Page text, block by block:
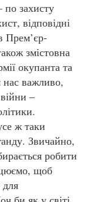
по захисту
відповідні
Прем’єр-
змістовна
окупанта та
нас важливо,
–
ж таки
Звичайно,
робити
щоб
для